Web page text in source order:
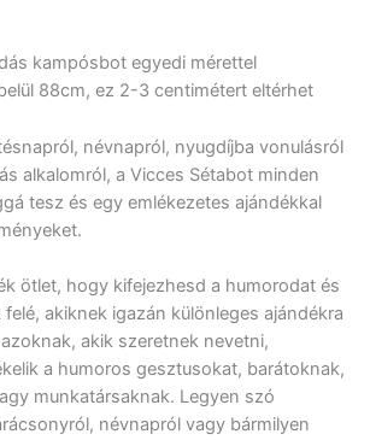
kampósbot egyedi mérettel
88cm, ez 2-3 centimétert eltérhet
névnapról, nyugdíjba vonulásról
alkalomról, a Vicces Sétabot minden
tesz és egy emlékezetes ajándékkal
ötlet, hogy kifejezhesd a humorodat és
akiknek igazán különleges ajándékra
akik szeretnek nevetni,
a humoros gesztusokat, barátoknak,
munkatársaknak. Legyen szó
névnapról vagy bármilyen